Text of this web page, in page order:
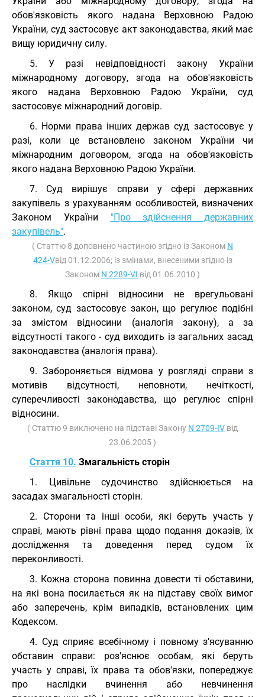
обов'язковість якого надана Верховною Радою
України, суд застосовує акт законодавства, який має
вищу юридичну силу.
5. У разі невідповідності закону України
міжнародному договору, згода на обов'язковість
якого надана Верховною Радою України, суд
застосовує міжнародний договір.
6. Норми права інших держав суд застосовує у
разі, коли це встановлено законом України чи
міжнародним договором, згода на обов'язковість
якого надана Верховною Радою України.
7. Суд вирішує справи у сфері державних
закупівель з урахуванням особливостей, визначених
Законом України "Про здійснення державних
закупівель".
( Статтю 8 доповнено частиною згідно із Законом N
424-Vвід 01.12.2006; із змінами, внесеними згідно із
Законом N 2289-VI від 01.06.2010 )
8. Якщо спірні відносини не врегульовані
законом, суд застосовує закон, що регулює подібні
за змістом відносини (аналогія закону), а за
відсутності такого - суд виходить із загальних засад
законодавства (аналогія права).
9. Забороняється відмова у розгляді справи з
мотивів відсутності, неповноти, нечіткості,
суперечливості законодавства, що регулює спірні
відносини.
( Статтю 9 виключено на підставі Закону N 2709-IV від
23.06.2005 )
Стаття 10. Змагальність сторін
1. Цивільне судочинство здійснюється на
засадах змагальності сторін.
2. Сторони та інші особи, які беруть участь у
справі, мають рівні права щодо подання доказів, їх
дослідження та доведення перед судом їх
переконливості.
3. Кожна сторона повинна довести ті обставини,
на які вона посилається як на підставу своїх вимог
або заперечень, крім випадків, встановлених цим
Кодексом.
4. Суд сприяє всебічному і повному з'ясуванню
обставин справи: роз'яснює особам, які беруть
участь у справі, їх права та обов'язки, попереджує
про наслідки вчинення або невчинення